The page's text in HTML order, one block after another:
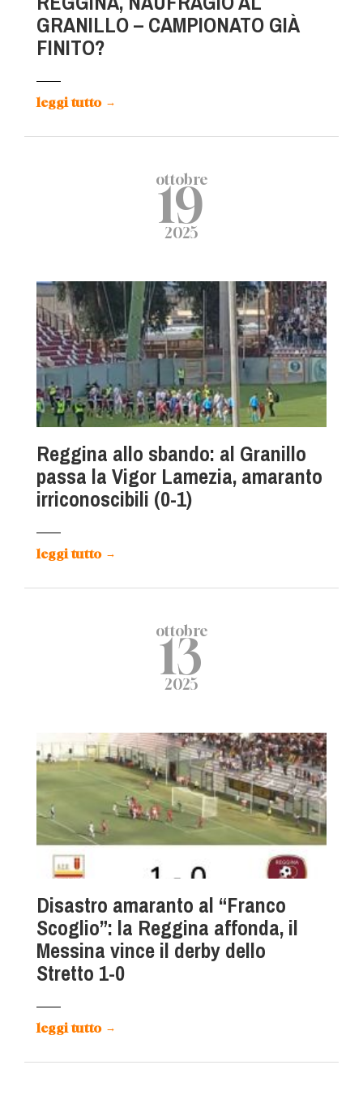
GRANILLO – CAMPIONATO GIÀ
FINITO?
leggi tutto →
ottobre
19
2025
Reggina allo sbando: al Granillo
passa la Vigor Lamezia, amaranto
irriconoscibili (0-1)
leggi tutto →
ottobre
13
2025
Disastro amaranto al “Franco
Scoglio”: la Reggina affonda, il
Messina vince il derby dello
Stretto 1-0
leggi tutto →